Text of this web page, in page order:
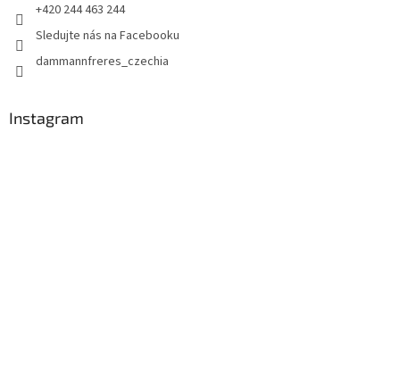
+420 244 463 244
Sledujte nás na Facebooku
dammannfreres_czechia
Instagram